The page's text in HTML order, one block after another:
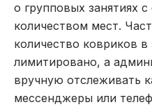
о групповых занятиях
количеством мест.
количество ковриков в
лимитировано, а
вручную отслеживать
мессенджеры или